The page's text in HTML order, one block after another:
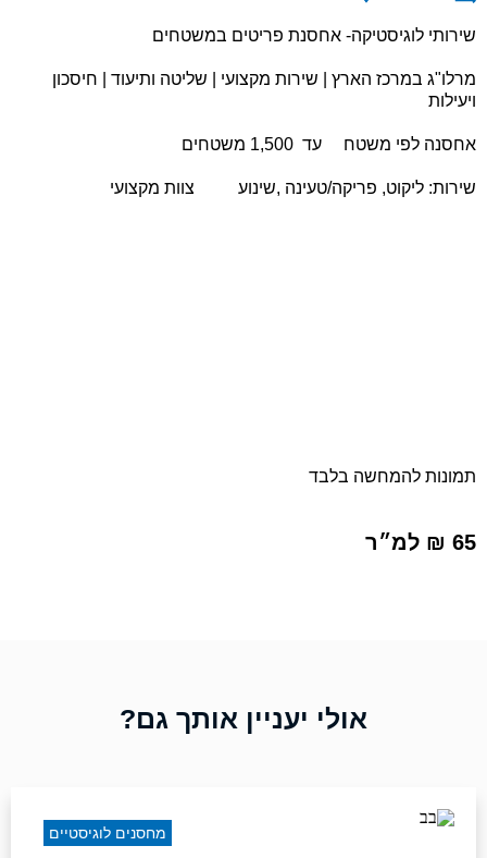
שירותי לוגיסטיקה- אחסנת פריטים במשטחים
מרלו"ג במרכז הארץ | שירות מקצועי | שליטה ותיעוד | חיסכון
ויעילות
אחסנה לפי משטח עד 1,500 משטחים
שירות: ליקוט, פריקה/טעינה ,שינוע צוות מקצועי
תמונות להמחשה בלבד
65 ₪ למ״ר
אולי יעניין אותך גם?
מחסנים לוגיסטיים